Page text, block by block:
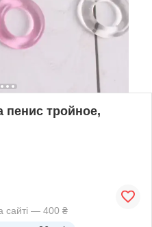
пенис тройное,
сайті — 400 ₴